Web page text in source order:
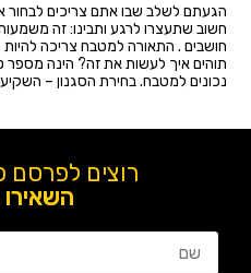
הגעתם לשלב שבו אתם צריכים
חשוב שתעצרו לרגע ותבינו: זה
חושבים . התאורה למטבח צריכה להיות
תוהים איך לעשות את זה? הינה מספר
נכונים למטבח. בחירת הסגנון –
רוצים